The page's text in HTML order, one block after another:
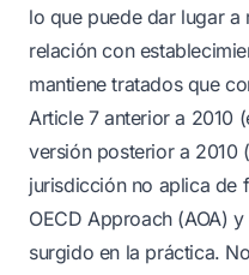
lo que puede dar lugar a
relación con
mantiene tratados que
Article 7 anterior a 2010
versión posterior a 2010
jurisdicción no aplica de
OECD Approach (AOA)
surgido en la práctica.